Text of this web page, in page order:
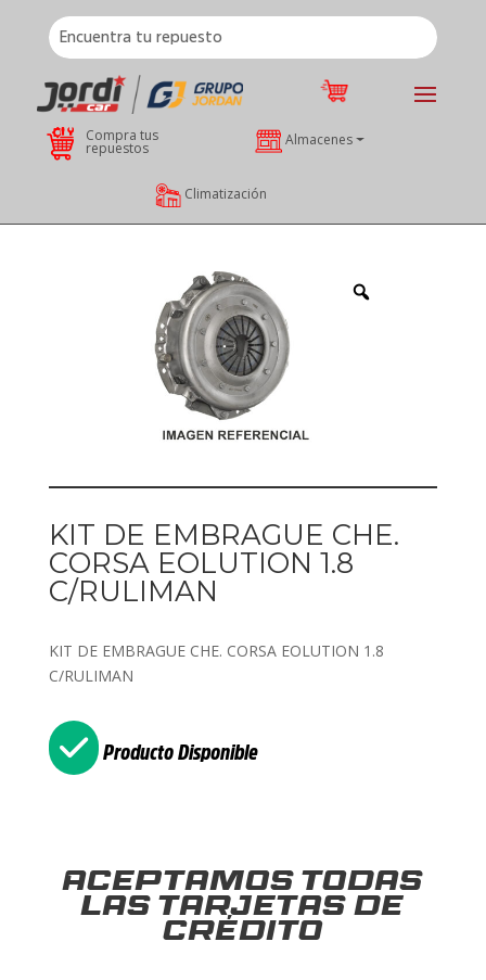
Compra tus
repuestos Almacenes
Climatización
KIT DE EMBRAGUE CHE.
CORSA EOLUTION 1.8
C/RULIMAN
KIT DE EMBRAGUE CHE. CORSA EOLUTION 1.8
C/RULIMAN
Producto Disponible
Aceptamos todas
las tarjetas de
crédito